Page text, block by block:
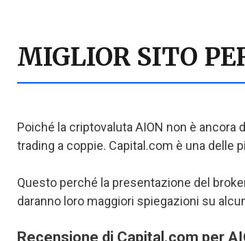
MIGLIOR SITO
Poiché la criptovaluta AION non è
trading a coppie. Capital.com è una delle
Questo perché la presentazione del
daranno loro maggiori spiegazioni su
Recensione di Capital.com per